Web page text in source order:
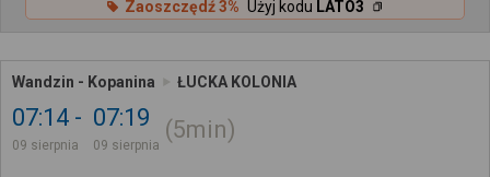
Zaoszczędź 3% Użyj kodu LATO3
Wandzin - Kopanina ŁUCKA KOLONIA
07:14
09 sierpnia
07:19
09 sierpnia
5min